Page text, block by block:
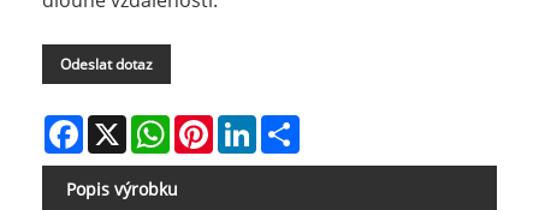
Odeslat dotaz
Facebook
X WhatsAppPinterestLinkedIn
Popis výrobku